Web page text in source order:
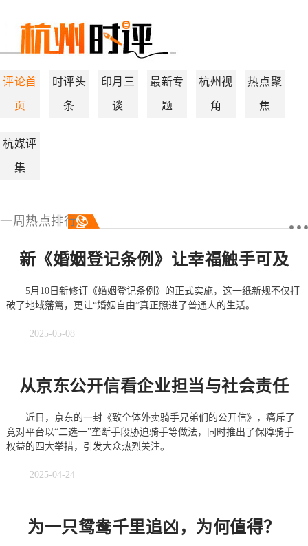
评论首
页
时评头
条
印月三
谈
最新专
题
杭州视
角
热点聚
焦
杭媒评
集
一周热点排行
新《婚姻登记条例》让幸福触手可及
5月10日新修订《婚姻登记条例》的正式实施，这一纸新规不仅打
破了地域藩篱，更让“婚姻自由”真正照进了普通人的生活。
2025-05-08
从京东公开信看企业担当与社会责任
近日，京东的一封《致全体外卖骑手兄弟们的公开信》，痛斥了
竞对平台以“二选一”垄断手段胁迫骑手等做法，同时推出了保障骑手
权益的四大举措，引发大众热烈关注。
2025-04-24
为一只鸳鸯千里追凶，为何值得？